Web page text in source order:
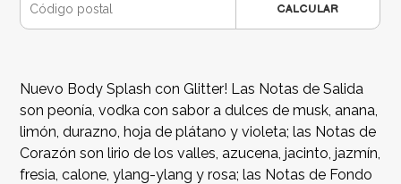
CALCULAR
Nuevo Body Splash con Glitter! Las Notas de Salida
son peonía, vodka con sabor a dulces de musk, anana,
limón, durazno, hoja de plátano y violeta; las Notas de
Corazón son lirio de los valles, azucena, jacinto, jazmín,
fresia, calone, ylang-ylang y rosa; las Notas de Fondo